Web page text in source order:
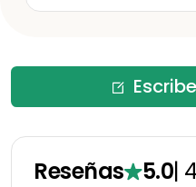
Reseñas 5.0|